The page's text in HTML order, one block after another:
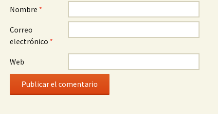
Nombre *
Correo
electrónico *
Web